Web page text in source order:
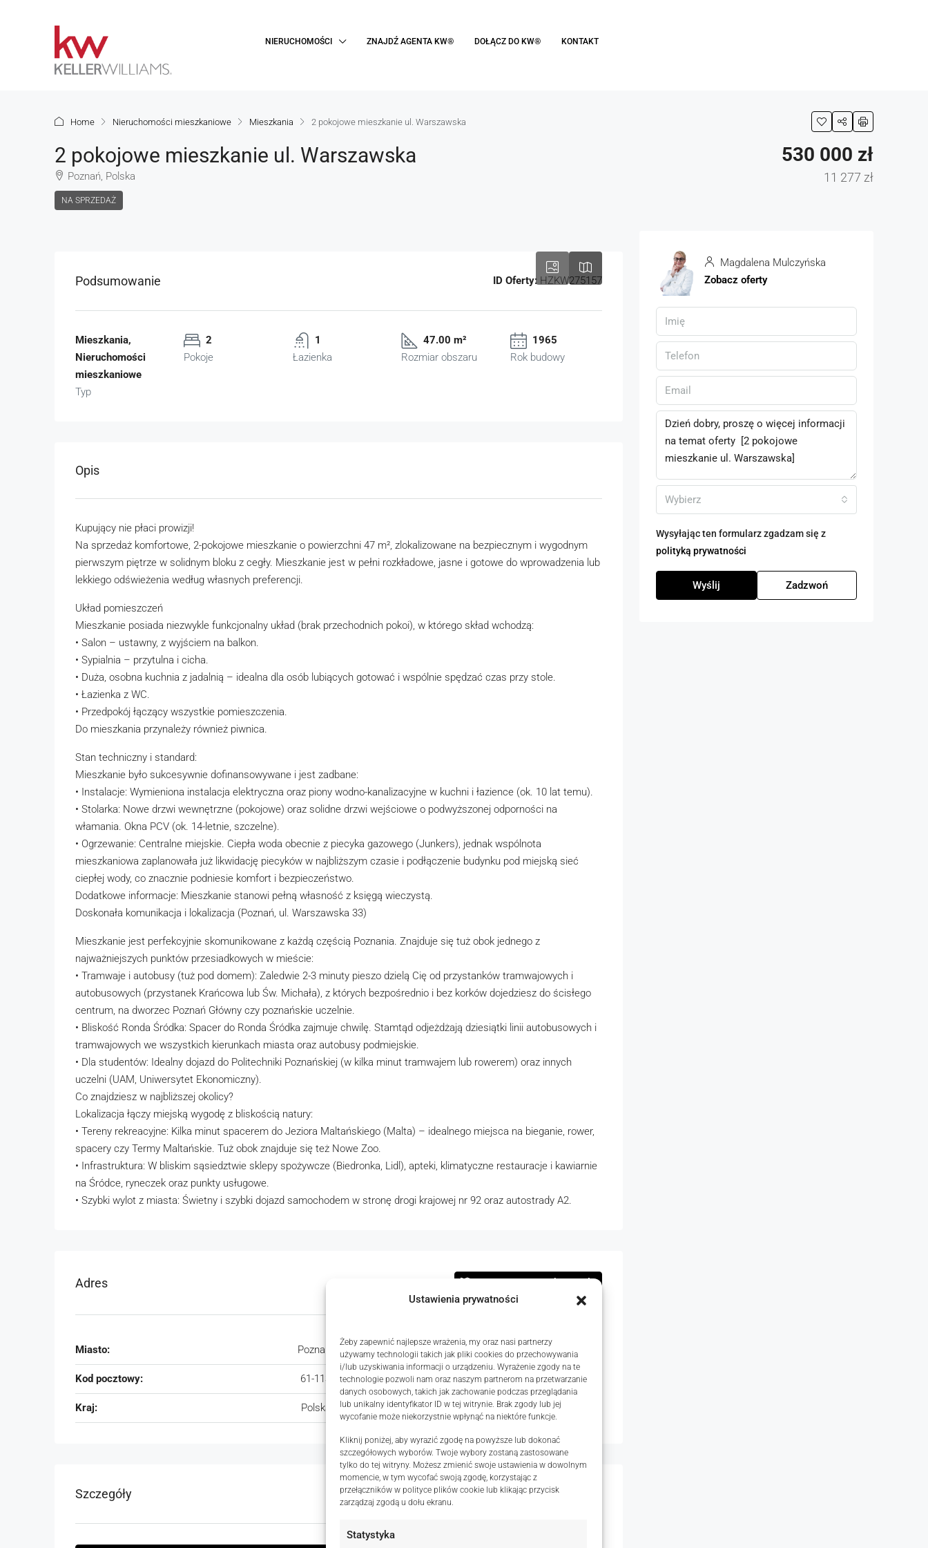
Ustawienia prywatności
Żeby zapewnić najlepsze wrażenia, my oraz nasi partnerzy
używamy technologii takich jak pliki cookies do przechowywania
i/lub uzyskiwania informacji o urządzeniu. Wyrażenie zgody na te
technologie pozwoli nam oraz naszym partnerom na przetwarzanie
danych osobowych, takich jak zachowanie podczas przeglądania
lub unikalny identyfikator ID w tej witrynie. Brak zgody lub jej
wycofanie może niekorzystnie wpłynąć na niektóre funkcje.
Kliknij poniżej, aby wyrazić zgodę na powyższe lub dokonać
szczegółowych wyborów. Twoje wybory zostaną zastosowane
tylko do tej witryny. Możesz zmienić swoje ustawienia w dowolnym
momencie, w tym wycofać swoją zgodę, korzystając z
przełączników w polityce plików cookie lub klikając przycisk
zarządzaj zgodą u dołu ekranu.
Statystyka
NIERUCHOMOŚCI ZNAJDŹ AGENTA KW® DOŁĄCZ DO KW® KONTAKT
Home Nieruchomości mieszkaniowe Mieszkania 2 pokojowe mieszkanie ul. Warszawska
2 pokojowe mieszkanie ul. Warszawska
Poznań, Polska
NA SPRZEDAŻ
530 000 zł
11 277 zł
Podsumowanie ID Oferty: HZKW275157
Mieszkania,
Nieruchomości
mieszkaniowe
Typ
2
Pokoje
1
Łazienka
47.00 m²
Rozmiar obszaru
1965
Rok budowy
Opis
Kupujący nie płaci prowizji!
Na sprzedaż komfortowe, 2-pokojowe mieszkanie o powierzchni 47 m², zlokalizowane na bezpiecznym i wygodnym
pierwszym piętrze w solidnym bloku z cegły. Mieszkanie jest w pełni rozkładowe, jasne i gotowe do wprowadzenia lub
lekkiego odświeżenia według własnych preferencji.
Układ pomieszczeń
Mieszkanie posiada niezwykle funkcjonalny układ (brak przechodnich pokoi), w którego skład wchodzą:
• Salon – ustawny, z wyjściem na balkon.
• Sypialnia – przytulna i cicha.
• Duża, osobna kuchnia z jadalnią – idealna dla osób lubiących gotować i wspólnie spędzać czas przy stole.
• Łazienka z WC.
• Przedpokój łączący wszystkie pomieszczenia.
Do mieszkania przynależy również piwnica.
Stan techniczny i standard:
Mieszkanie było sukcesywnie dofinansowywane i jest zadbane:
• Instalacje: Wymieniona instalacja elektryczna oraz piony wodno-kanalizacyjne w kuchni i łazience (ok. 10 lat temu).
• Stolarka: Nowe drzwi wewnętrzne (pokojowe) oraz solidne drzwi wejściowe o podwyższonej odporności na
włamania. Okna PCV (ok. 14-letnie, szczelne).
• Ogrzewanie: Centralne miejskie. Ciepła woda obecnie z piecyka gazowego (Junkers), jednak wspólnota
mieszkaniowa zaplanowała już likwidację piecyków w najbliższym czasie i podłączenie budynku pod miejską sieć
ciepłej wody, co znacznie podniesie komfort i bezpieczeństwo.
Dodatkowe informacje: Mieszkanie stanowi pełną własność z księgą wieczystą.
Doskonała komunikacja i lokalizacja (Poznań, ul. Warszawska 33)
Mieszkanie jest perfekcyjnie skomunikowane z każdą częścią Poznania. Znajduje się tuż obok jednego z
najważniejszych punktów przesiadkowych w mieście:
• Tramwaje i autobusy (tuż pod domem): Zaledwie 2-3 minuty pieszo dzielą Cię od przystanków tramwajowych i
autobusowych (przystanek Krańcowa lub Św. Michała), z których bezpośrednio i bez korków dojedziesz do ścisłego
centrum, na dworzec Poznań Główny czy poznańskie uczelnie.
• Bliskość Ronda Śródka: Spacer do Ronda Śródka zajmuje chwilę. Stamtąd odjeżdżają dziesiątki linii autobusowych i
tramwajowych we wszystkich kierunkach miasta oraz autobusy podmiejskie.
• Dla studentów: Idealny dojazd do Politechniki Poznańskiej (w kilka minut tramwajem lub rowerem) oraz innych
uczelni (UAM, Uniwersytet Ekonomiczny).
Co znajdziesz w najbliższej okolicy?
Lokalizacja łączy miejską wygodę z bliskością natury:
• Tereny rekreacyjne: Kilka minut spacerem do Jeziora Maltańskiego (Malta) – idealnego miejsca na bieganie, rower,
spacery czy Termy Maltańskie. Tuż obok znajduje się też Nowe Zoo.
• Infrastruktura: W bliskim sąsiedztwie sklepy spożywcze (Biedronka, Lidl), apteki, klimatyczne restauracje i kawiarnie
na Śródce, ryneczek oraz punkty usługowe.
• Szybki wylot z miasta: Świetny i szybki dojazd samochodem w stronę drogi krajowej nr 92 oraz autostrady A2.
Adres Otwórz w Mapach Google
Miasto: Poznań województwo: wielkopolskie
Kod pocztowy: 61-113 Dzielnica: Nowe Miasto
Kraj: Polska
Szczegóły Zaktualizowano na 5 sierpnia, 2026 w 10:12 am
Magdalena Mulczyńska
Zobacz oferty
Wybierz
Wysyłając ten formularz zgadzam się z
polityką prywatności
Wyślij Zadzwoń